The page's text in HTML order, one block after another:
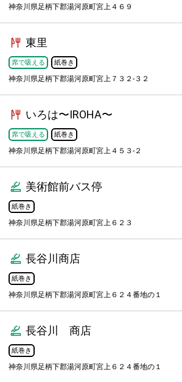
神奈川県足柄下郡湯河原町宮上４６９
東里
席で吸える 紙巻き
神奈川県足柄下郡湯河原町宮上７３２-３２
いろは〜IROHA〜
席で吸える 紙巻き
神奈川県足柄下郡湯河原町宮上４５３-２
美術館前バス停
紙巻き
神奈川県足柄下郡湯河原町宮上６２３
長谷川商店
紙巻き
神奈川県足柄下郡湯河原町宮上６２４番地の１
長谷川 商店
紙巻き
神奈川県足柄下郡湯河原町宮上６２４番地の１